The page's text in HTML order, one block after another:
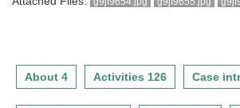
About 4 Activities 126 Case